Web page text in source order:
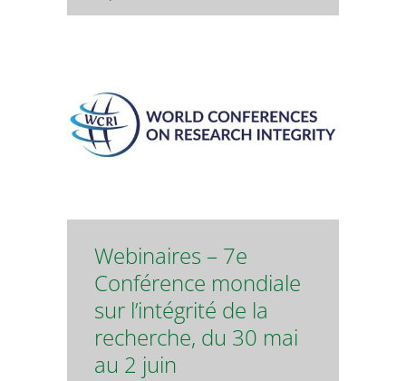
Webinaires – 7e
Conférence mondiale
sur l’intégrité de la
recherche, du 30 mai
au 2 juin